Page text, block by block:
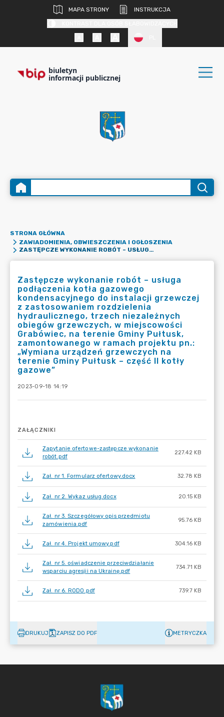
MAPA STRONY
INSTRUKCJA
biuletyn
informacji publicznej
STRONA GŁÓWNA
ZAWIADOMIENIA, OBWIESZCZENIA I OGŁOSZENIA
ZASTĘPCZE WYKONANIE ROBÓT – USŁUGA PODŁĄCZENIA KOTŁA GAZOWEGO KONDENSACYJNEGO DO INSTALACJI GRZEWCZEJ Z ZASTOSOWANIEM ROZDZIELENIA HYDRAULICZNEGO, TRZECH NIEZALEŻNYCH OBIEGÓW GRZEWCZYCH, W MIEJSCOWOŚCI GRABÓWIEC, NA TERENIE GMINY PUŁTUSK, ZAMONTOWANEGO W RAMACH PROJEKTU PN.: „WYMIANA URZĄDZEŃ GRZEWCZYCH NA TERENIE GMINY PUŁTUSK – CZĘŚĆ II KOTŁY GAZOWE”
Zastępcze wykonanie robót – usługa
podłączenia kotła gazowego
kondensacyjnego do instalacji grzewczej
z zastosowaniem rozdzielenia
hydraulicznego, trzech niezależnych
obiegów grzewczych, w miejscowości
Grabówiec, na terenie Gminy Pułtusk,
zamontowanego w ramach projektu pn.:
„Wymiana urządzeń grzewczych na
terenie Gminy Pułtusk – część II kotły
gazowe”
2023-09-18 14:19
ZAŁĄCZNIKI
Zapytanie ofertowe-zastępcze wykonanie
robót.pdf
227.42 KB
Zał. nr 1. Formularz ofertowy.docx 32.78 KB
Zał. nr 2. Wykaz usług.docx 20.15 KB
Zał. nr 3. Szczegółowy opis przedmiotu
zamówienia.pdf
95.76 KB
Zał. nr 4. Projekt umowy.pdf 304.16 KB
Zał. nr 5. oświadczenie przeciwdziałanie
wsparciu agresjii na Ukrainę.pdf
734.71 KB
Zał. nr 6. RODO.pdf 739.7 KB
DRUKUJ ZAPISZ DO PDF METRYCZKA